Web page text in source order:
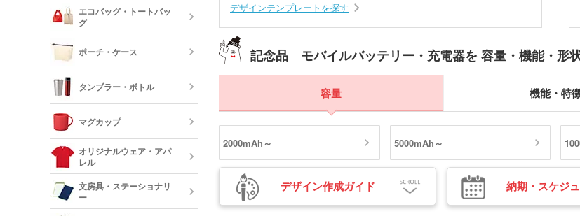
デザインテンプレートを探す
記念品 モバイルバッテリー・充電器を 容量・機能・形
容量 機能・特
2000mAh～ 5000mAh～
デザイン作成ガイド 納期・スケジ
エコバッグ・トートバッ
グ
エコバッグ・折りたたみバ
ッグ
コットントートバッグ(～
7oz)
巾着・リュック・ナップサ
不織布トートバッグ
ランチトートバッグ サコッシュ
ジュートバッグ・コットン
リネンバッグ
デニムバッグ
ポーチ・ケース
キャンバスポーチ
デニムポーチ 本革・レザー調ポーチ
コスメポーチ
スマホショルダー・スマホ
タンブラー・ボトル
ルミタンブラー
デザインタンブラー）
保冷・保温タンブラー
ステンレスボトル・マグボ
マグカップ
陶器マグカップ・磁器マグ
カップ
ガラスマグカップ
オリジナルウェア・アパ
レル
オリジナルTシャツ(半袖・
オリジナルポロシャツ(半
文房具・ステーショナリ
ー